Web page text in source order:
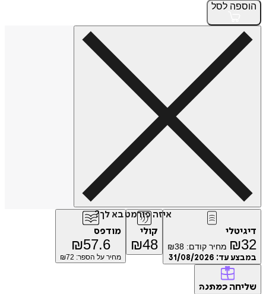
הוספה לסל
איזה פורמט בא לך?
דיגיטלי
₪32 מחיר קודם: ₪38
במבצע עד: 31/08/2026
קולי
₪48
מודפס
₪57.6
מחיר על הספר: ₪ 72
שליחה כמתנה